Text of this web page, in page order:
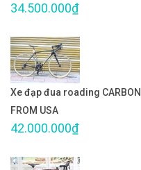
34.500.000₫
Xe đạp đua roading CARBON
FROM USA
42.000.000₫